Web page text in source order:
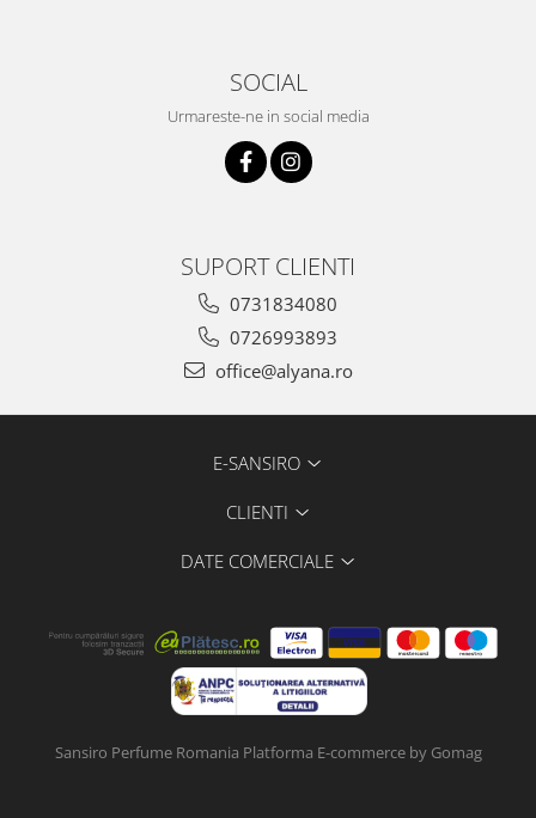
SOCIAL
Urmareste-ne in social media
SUPORT CLIENTI
0731834080
0726993893
office@alyana.ro
E-SANSIRO
CLIENTI
DATE COMERCIALE
Sansiro Perfume Romania Platforma E-commerce by Gomag